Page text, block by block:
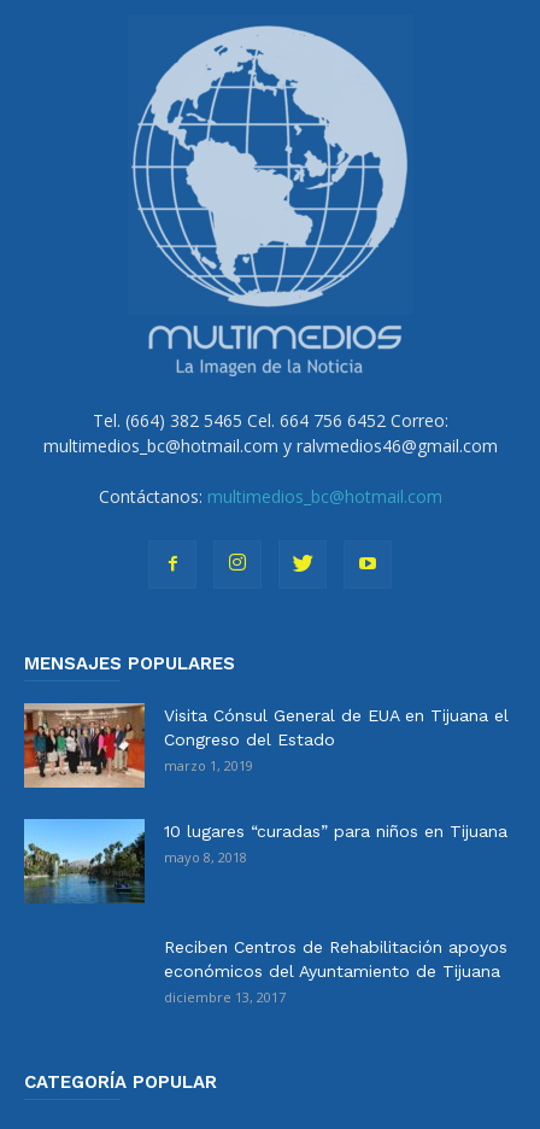
Tel. (664) 382 5465 Cel. 664 756 6452 Correo:
multimedios_bc@hotmail.com y ralvmedios46@gmail.com
Contáctanos: multimedios_bc@hotmail.com
MENSAJES POPULARES
Visita Cónsul General de EUA en Tijuana el
Congreso del Estado
marzo 1, 2019
10 lugares “curadas” para niños en Tijuana
mayo 8, 2018
Reciben Centros de Rehabilitación apoyos
económicos del Ayuntamiento de Tijuana
diciembre 13, 2017
CATEGORÍA POPULAR